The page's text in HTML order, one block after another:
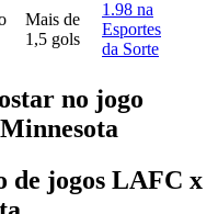
Mais de
1,5 gols
1.98 na
Esportes
da Sorte
no jogo
de jogos LAFC x